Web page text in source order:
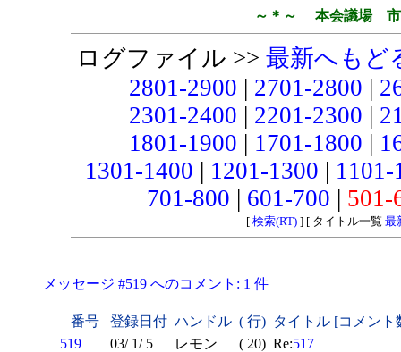
～＊～ 本会議場 市
ログファイル >> 最新へもど
2801-2900 | 2701-2800 |
2301-2400 | 2201-2300 |
1801-1900 | 1701-1800 |
1301-1400 | 1201-1300 |
701-800 | 601-700 |
[ 検索(RT)] [ タイトル一覧 最
メッセージ #519 へのコメント: 1 件
番号 登録日付 ハンドル ( 行) タイトル [コメン
519
03/ 1/ 5 レモン ( 20) Re:517